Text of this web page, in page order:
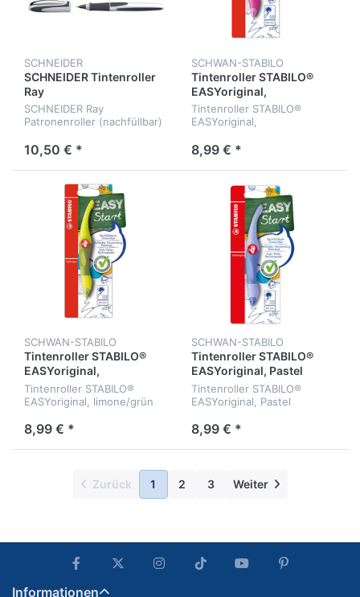
SCHNEIDER
SCHNEIDER Tintenroller
Ray
SCHNEIDER Ray
Patronenroller (nachfüllbar)
10,50 € *
SCHWAN-STABILO
Tintenroller STABILO®
EASYoriginal,
dunkelpink/hellpink RH
Tintenroller STABILO®
EASYoriginal,
Rechtshänder
8,99 € *
SCHWAN-STABILO
Tintenroller STABILO®
EASYoriginal,
limone/grün RH
Tintenroller STABILO®
EASYoriginal, limone/grün
8,99 € *
SCHWAN-STABILO
Tintenroller STABILO®
EASYoriginal, Pastel
wolkenblau RH
Tintenroller STABILO®
EASYoriginal, Pastel
Rechtshänder
8,99 € *
Zurück 1 2 3 Weiter
Informationen